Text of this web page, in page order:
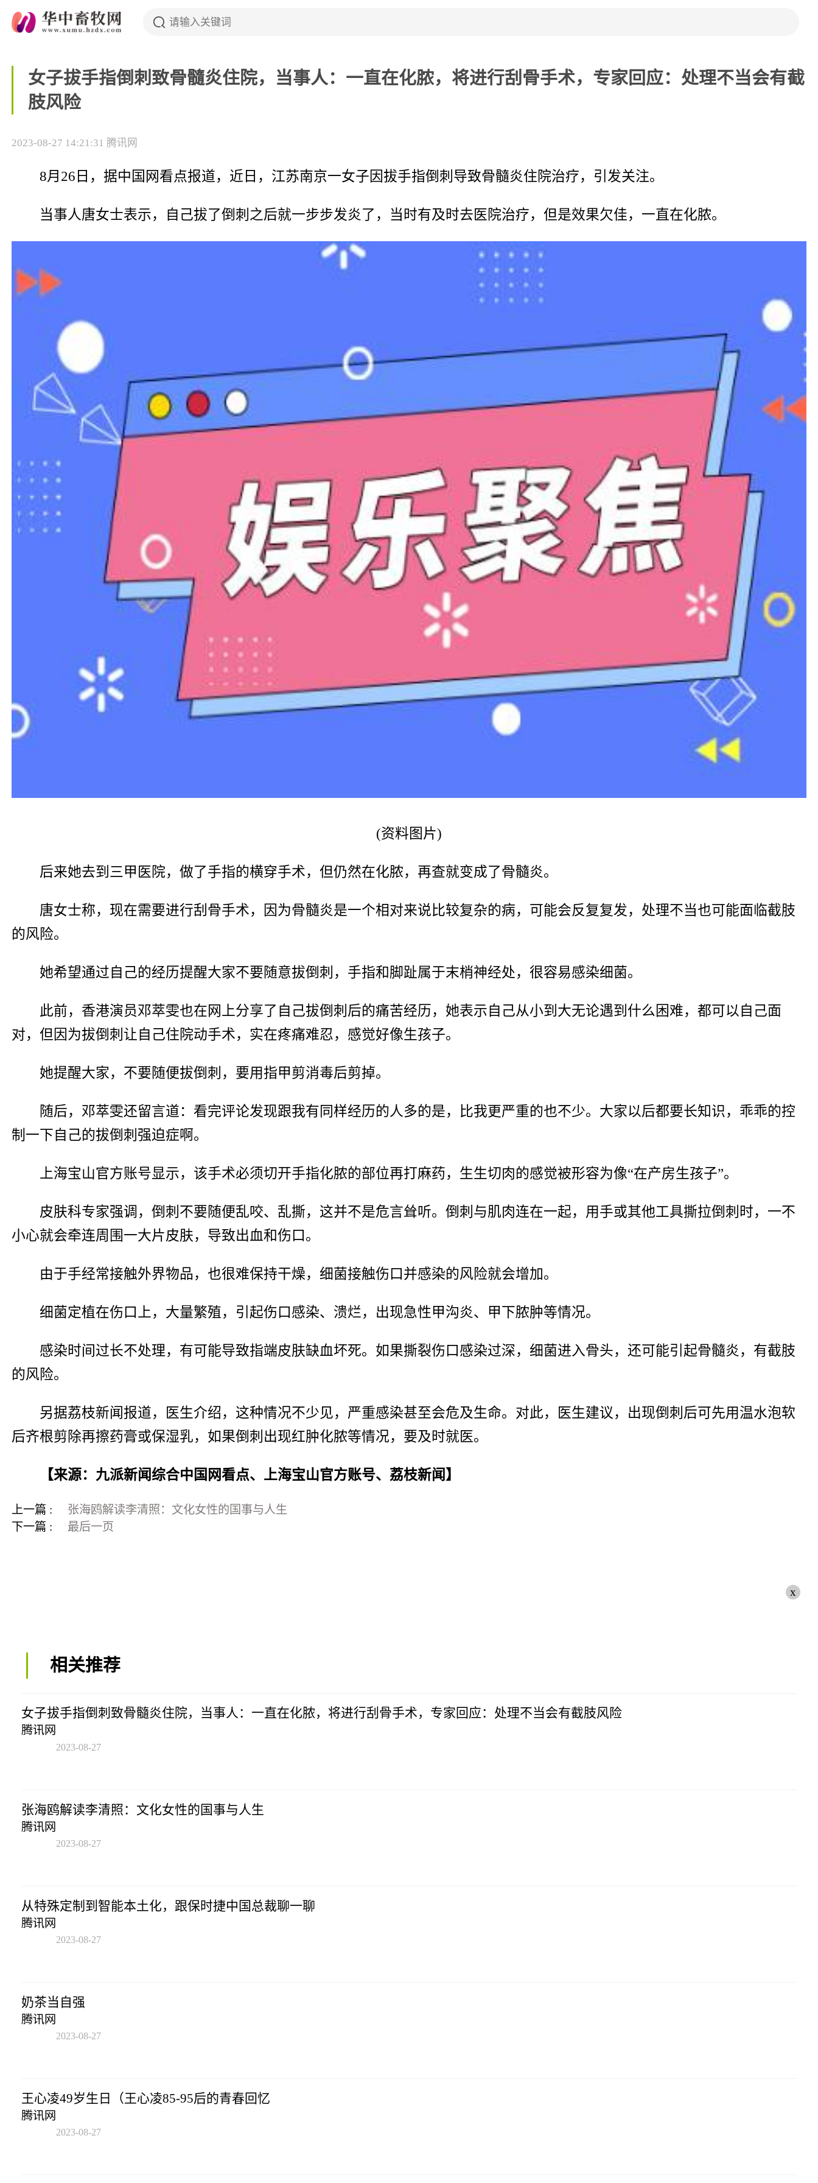
女子拔手指倒刺致骨髓炎住院，当事人：一直在化脓，将进行刮骨手术，专家回应：处理不当会有截
肢风险
2023-08-27 14:21:31 腾讯网
8月26日，据中国网看点报道，近日，江苏南京一女子因拔手指倒刺导致骨髓炎住院治疗，引发关注。
当事人唐女士表示，自己拔了倒刺之后就一步步发炎了，当时有及时去医院治疗，但是效果欠佳，一直在化脓。
(资料图片)
后来她去到三甲医院，做了手指的横穿手术，但仍然在化脓，再查就变成了骨髓炎。
唐女士称，现在需要进行刮骨手术，因为骨髓炎是一个相对来说比较复杂的病，可能会反复复发，处理不当也可能面临截肢
的风险。
她希望通过自己的经历提醒大家不要随意拔倒刺，手指和脚趾属于末梢神经处，很容易感染细菌。
此前，香港演员邓萃雯也在网上分享了自己拔倒刺后的痛苦经历，她表示自己从小到大无论遇到什么困难，都可以自己面
对，但因为拔倒刺让自己住院动手术，实在疼痛难忍，感觉好像生孩子。
她提醒大家，不要随便拔倒刺，要用指甲剪消毒后剪掉。
随后，邓萃雯还留言道：看完评论发现跟我有同样经历的人多的是，比我更严重的也不少。大家以后都要长知识，乖乖的控
制一下自己的拔倒刺强迫症啊。
上海宝山官方账号显示，该手术必须切开手指化脓的部位再打麻药，生生切肉的感觉被形容为像“在产房生孩子”。
皮肤科专家强调，倒刺不要随便乱咬、乱撕，这并不是危言耸听。倒刺与肌肉连在一起，用手或其他工具撕拉倒刺时，一不
小心就会牵连周围一大片皮肤，导致出血和伤口。
由于手经常接触外界物品，也很难保持干燥，细菌接触伤口并感染的风险就会增加。
细菌定植在伤口上，大量繁殖，引起伤口感染、溃烂，出现急性甲沟炎、甲下脓肿等情况。
感染时间过长不处理，有可能导致指端皮肤缺血坏死。如果撕裂伤口感染过深，细菌进入骨头，还可能引起骨髓炎，有截肢
的风险。
另据荔枝新闻报道，医生介绍，这种情况不少见，严重感染甚至会危及生命。对此，医生建议，出现倒刺后可先用温水泡软
后齐根剪除再擦药膏或保湿乳，如果倒刺出现红肿化脓等情况，要及时就医。
【来源：九派新闻综合中国网看点、上海宝山官方账号、荔枝新闻】
上一篇 :
张海鸥解读李清照：文化女性的国事与人生
下一篇 :
最后一页
x
相关推荐
女子拔手指倒刺致骨髓炎住院，当事人：一直在化脓，将进行刮骨手术，专家回应：处理不当会有截肢风险
腾讯网
2023-08-27
张海鸥解读李清照：文化女性的国事与人生
腾讯网
2023-08-27
从特殊定制到智能本土化，跟保时捷中国总裁聊一聊
腾讯网
2023-08-27
奶茶当自强
腾讯网
2023-08-27
王心凌49岁生日（王心凌85-95后的青春回忆
腾讯网
2023-08-27